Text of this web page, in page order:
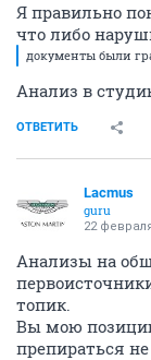
Я правильно
что либо
документы были
Анализ в
ОТВЕТИТЬ
Lacmus
guru
22
Анализы на
топик.
Вы мою
препираться не